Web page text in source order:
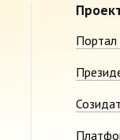
Портал